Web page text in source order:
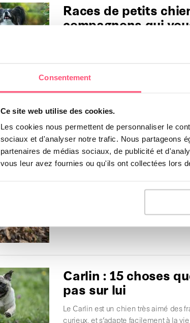
Consentement
Ce site web utilise des cookies.
Les cookies nous permettent de personnaliser le
sociaux et d'analyser notre trafic. Nous partageons
partenaires de médias sociaux, de publicité et
vous leur avez fournies ou qu'ils ont collectées lors
Races de petits
compagnons qui
Races de chiens
compagnons que
Les races de chiens moyens sont
souhaite adopter un chien mais que
Le Carlin est un chien sociable,
en plus sur cette race de chien.
Carlin : 15 choses
pas sur lui
Le Carlin est un chien très aimé des
curieux, et s’adapte facilement à la